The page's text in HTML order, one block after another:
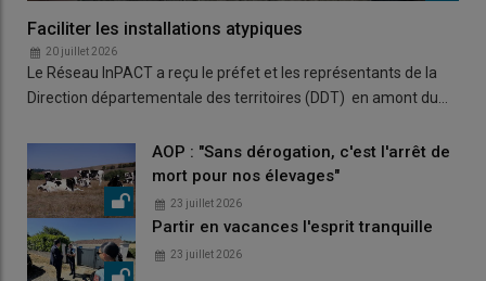
Faciliter les installations atypiques
20 juillet 2026
Le Réseau InPACT a reçu le préfet et les représentants de la
Direction départementale des territoires (DDT) en amont du…
AOP : "Sans dérogation, c'est l'arrêt de
mort pour nos élevages"
23 juillet 2026
Partir en vacances l'esprit tranquille
23 juillet 2026